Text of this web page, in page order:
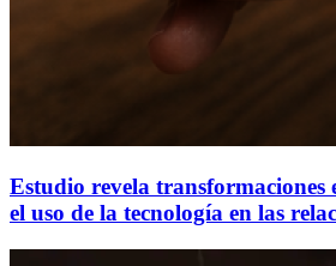
Estudio revela
el uso de la tecnología en las